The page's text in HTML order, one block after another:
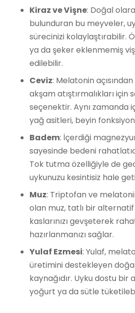
Kiraz ve Vişne: Doğal
bulunduran bu meyveler,
sürecinizi kolaylaştırabilir.
ya da şeker eklenmemiş
edilebilir.
Ceviz: Melatonin
akşam atıştırmalıkları için
seçenektir. Aynı zamanda
yağ asitleri, beyin
Badem: İçerdiği
sayesinde bedeni
Tok tutma özelliğiyle de
uykunuzu kesintisiz hale
Muz: Triptofan ve
olan muz, tatlı bir alternatif
kaslarınızı gevşeterek
hazırlanmanızı sağlar.
Yulaf Ezmesi: Yulaf,
üretimini destekleyen
kaynağıdır. Uyku dostu bir
yoğurt ya da sütle